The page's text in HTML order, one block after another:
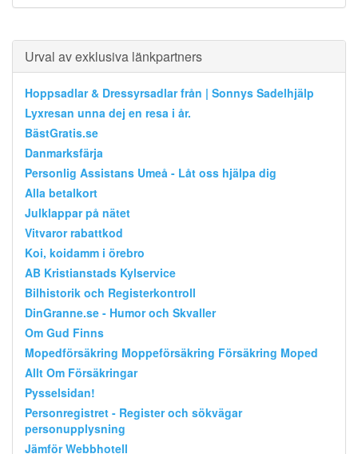
Urval av exklusiva länkpartners
Hoppsadlar & Dressyrsadlar från | Sonnys Sadelhjälp
Lyxresan unna dej en resa i år.
BästGratis.se
Danmarksfärja
Personlig Assistans Umeå - Låt oss hjälpa dig
Alla betalkort
Julklappar på nätet
Vitvaror rabattkod
Koi, koidamm i örebro
AB Kristianstads Kylservice
Bilhistorik och Registerkontroll
DinGranne.se - Humor och Skvaller
Om Gud Finns
Mopedförsäkring Moppeförsäkring Försäkring Moped
Allt Om Försäkringar
Pysselsidan!
Personregistret - Register och sökvägar
personupplysning
Jämför Webbhotell